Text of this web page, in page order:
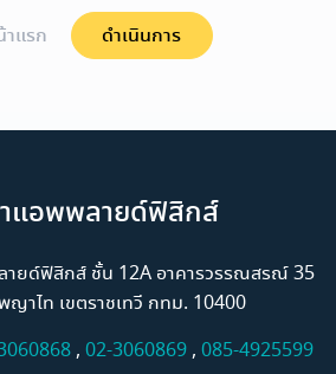
แรก ดำเนินการ
าแอพพลายด์ฟิสิกส์
ายด์ฟิสิกส์ ชั้น 12A อาคารวรรณสรณ์ 35
าไท เขตราชเทวี กทม. 10400
, 02-3060869 , 085-4925599